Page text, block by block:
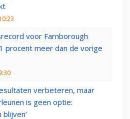
voor Farnborough
procent meer dan de vorige
verbeteren, maar
is geen optie:
blijven’